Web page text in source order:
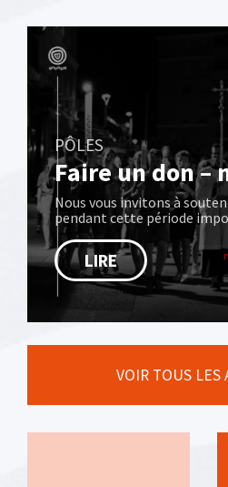
PÔLES
Faire un don –
Nous vous invitons à
pendant cette période
LIRE
VOIR TOUS LES